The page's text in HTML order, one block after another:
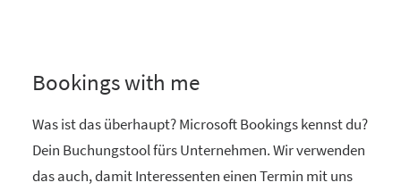
Bookings with me
Was ist das überhaupt? Microsoft Bookings kennst du?
Dein Buchungstool fürs Unternehmen. Wir verwenden
das auch, damit Interessenten einen Termin mit uns